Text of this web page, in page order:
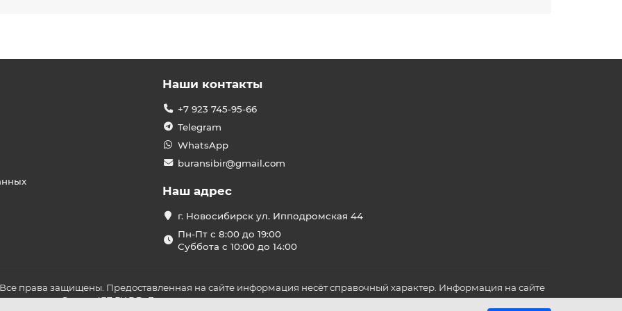
– производство коммерческих и VRF-систем.
китайский бренд с таким решением).
Наши контакты
+7 923 745-95-66
Telegram
WhatsApp
buransibir@gmail.com
Наш адрес
г. Новосибирск ул. Ипподромская 44
Пн-Пт с 8:00 до 19:00
Суббота с 10:00 до 14:00
права защищены. Предоставленная на сайте информация несёт справочный характер. Информация на сайте
Статьи 437 ГК РФ. До оплаты товара удостоверьтесь во всех для вас важных характеристиках в товаре